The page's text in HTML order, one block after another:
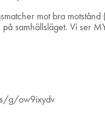
mot bra
samhällsläget. Vi ser
g/ow9ixydv